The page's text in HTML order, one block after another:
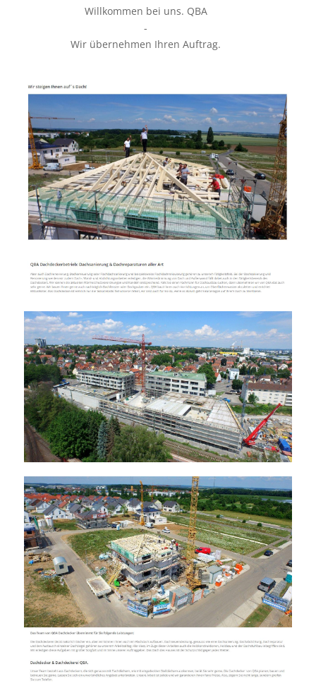
Willkommen bei uns. QBA
-
Wir übernehmen Ihren Auftrag.